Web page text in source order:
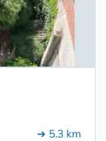
➔ 5.3 km